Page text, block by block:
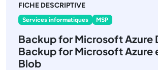
FICHE DESCRIPTIVE
Services informatiques MSP
Backup for Microsoft Azure
Backup for Microsoft Azure
Blob